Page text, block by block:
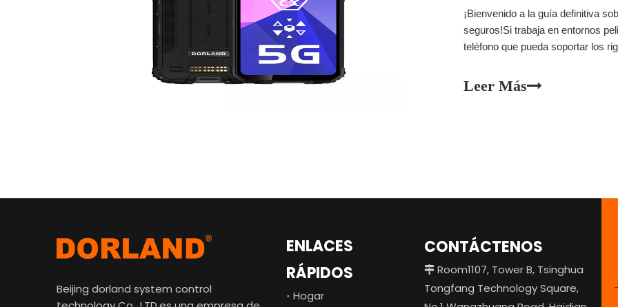
¡Bienvenido a la guía definitiva
seguros!Si trabaja en entornos
teléfono que pueda soportar los
intrínsecamente seguro?en este
Leer Más
Beijing dorland system control
ENLACES
RÁPIDOS
Hogar
CONTÁCTENOS
 Room1107, Tower B, Tsinghua
Tongfang Technology Square,